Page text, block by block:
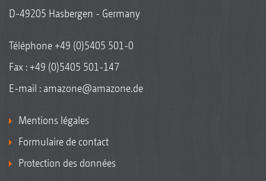
D-49205 Hasbergen - Germany
Téléphone+49 (0)5405 501-0
Fax : +49 (0)5405 501-147
E-mail : amazone@amazone.de
Mentions légales
Formulaire de contact
Protection des données